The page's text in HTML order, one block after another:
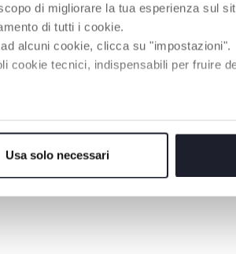
di migliorare la tua esperienza sul
di tutti i cookie.
alcuni cookie, clicca su "impostazioni".
cookie tecnici, indispensabili per fruire
Usa solo necessari